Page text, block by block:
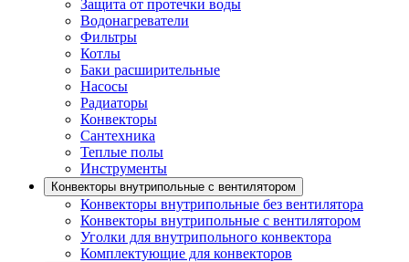
Защита от протечки воды
Водонагреватели
Фильтры
Котлы
Баки расширительные
Насосы
Радиаторы
Конвекторы
Сантехника
Теплые полы
Инструменты
Конвекторы внутрипольные с вентилятором
Конвекторы внутрипольные без вентилятора
Конвекторы внутрипольные с вентилятором
Уголки для внутрипольного конвектора
Комплектующие для конвекторов